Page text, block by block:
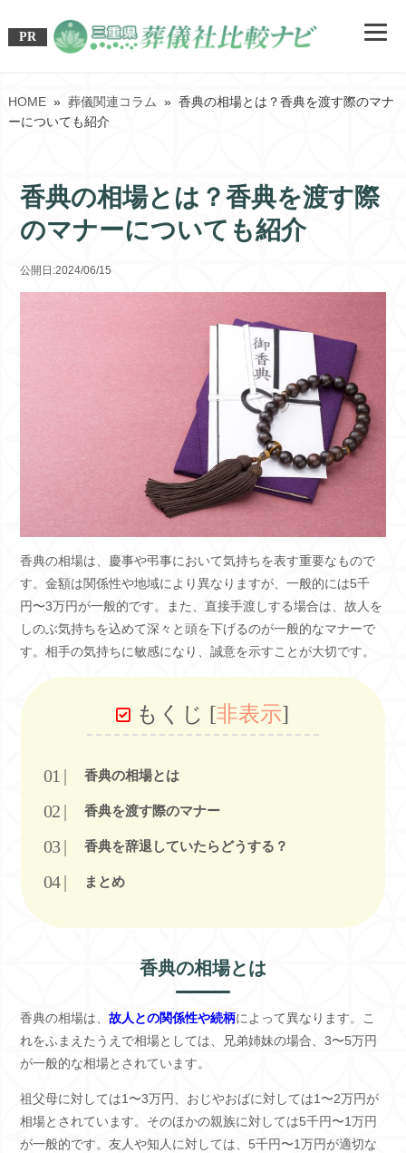
PR
HOME» 葬儀関連コラム
» 香典の相場とは？香典を渡す際のマナ
ーについても紹介
香典の相場とは？香典を渡す際
のマナーについても紹介
公開日:2024/06/15
香典の相場は、慶事や弔事において気持ちを表す重要なもので
す。金額は関係性や地域により異なりますが、一般的には5千
円〜3万円が一般的です。また、直接手渡しする場合は、故人を
しのぶ気持ちを込めて深々と頭を下げるのが一般的なマナーで
す。相手の気持ちに敏感になり、誠意を示すことが大切です。
もくじ [非表示]
香典の相場とは
香典を渡す際のマナー
香典を辞退していたらどうする？
まとめ
香典の相場とは
香典の相場は、 故人との関係性や続柄によって異なります。こ
れをふまえたうえで相場としては、兄弟姉妹の場合、3〜5万円
が一般的な相場とされています。
祖父母に対しては1〜3万円、おじやおばに対しては1〜2万円が
相場とされています。そのほかの親族に対しては5千円〜1万円
が一般的です。友人や知人に対しては、5千円〜1万円が適切な